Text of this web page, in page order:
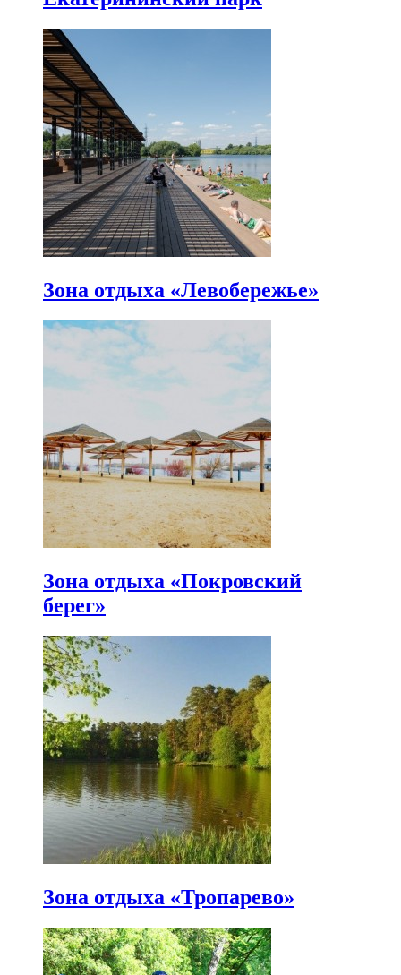
Зона отдыха «Левобережье»
Зона отдыха «Покровский
берег»
Зона отдыха «Тропарево»